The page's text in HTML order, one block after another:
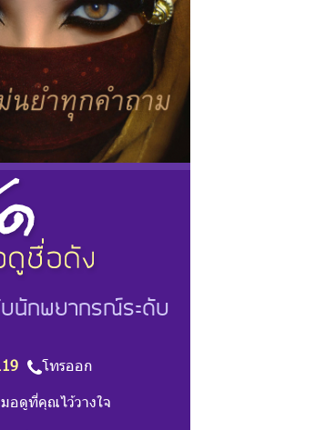
นักพยากรณ์ระดับ
โทรออก
อดูที่คุณไว้วางใจ